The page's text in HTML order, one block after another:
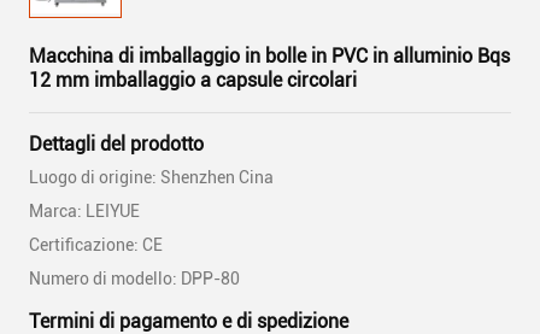
Macchina di imballaggio in bolle in PVC in alluminio Bqs
12 mm imballaggio a capsule circolari
Dettagli del prodotto
Luogo di origine: Shenzhen Cina
Marca: LEIYUE
Certificazione: CE
Numero di modello: DPP-80
Termini di pagamento e di spedizione